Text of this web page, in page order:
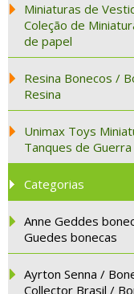
Miniaturas de
Coleção de
de papel
Resina Bonecos /
Resina
Unimax Toys
Tanques de Guerra
Categorias
Anne Geddes
Guedes bonecas
Ayrton Senna /
Collector Brasil /